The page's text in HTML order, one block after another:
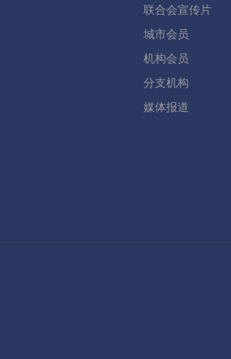
联合会宣传片
城市会员
机构会员
分支机构
媒体报道